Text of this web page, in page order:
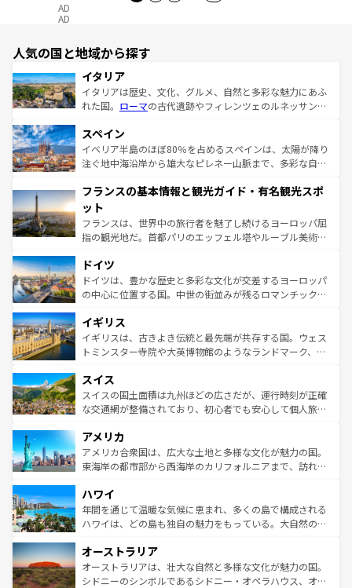
AD
AD
人気の国と地域から探す
イタリア
イタリアは歴史、文化、グルメ、自然と多彩な魅力にあふ
れた国。 ローマの古代遺跡やフィレンツェのルネッサンス
ろん、トスカーナの美しい田園風景やアマルフィ海岸の絶
景など、自然景観も見逃せない。観光の合間には、本場の
ピザやパスタなど、絶品のイタリア料理を堪能することも
ませてくれるイタリアで、忘れられない旅をしてみよう！
なお、新着のイタリア情報は
しい。
スペイン
イベリア半島のほぼ80％を占めるスペインは、太陽が降り
注ぐ地中海沿岸から雄大なピレネー山脈まで、多彩な自然
文化が根付くこの国では、情熱的なフラメンコ、熱気あふ
れる闘牛、そして美味しいタパスが生活の一部となってい
る。首都マドリードの洗練された雰囲気や、バルセロナの
アートに溢れた街角から、地方では古代ローマ遺跡や中世
せる。地方によって風土や気候が異なるスペインはその個
性で訪れる人を魅了する。 なお、新着のスペイン情報は コ
ンテンツ一覧を参照してほしい。
フランスの基本情報と観光ガイド・有名観光スポ
ット
フランスは、世界中の旅行者を魅了し続けるヨーロッパ屈
指の観光地だ。首都パリのエッフェル塔やルーブル美術館
で、幅広い魅力が詰まっている。華麗な宮殿、歴史的な大
聖堂、美しいビーチ、そして豊かな自然が、訪れる者を心
から魅了する。また、フランスは美食の国としても知ら
いる。シャンパンの発祥地であるランス、プロヴァンスの
香り高いラベンダー畑など、多彩な楽しみ方が可能だ。さ
らに、パリ以外の地域にも魅力が溢れており、どの街角に
れる地方に足を運ぶとそれぞれで全く異なる文化を体験で
きるだろう。 なお、新着のフランス情報はコンテンツ一覧
を参照してほしい。
ドイツ
ドイツは、豊かな歴史と多彩な文化が交差するヨーロッパ
の中心に位置する国。中世の街並みが残るロマンチック街
顔を持つこの国は、どこを歩いても飽きることがない。ベ
ルリンの文化的活気、バイエルン州のアルプスの絶景、そ
してライン川沿いのワイン畑といった風景は必見。ビール
は、お酒好きな人にはぜひ体験してほしい。 なお、新着の
ドイツ情報はコンテンツ一覧を参照してほしい。
イギリス
イギリスは、古きよき伝統と最先端が共存する国。ウェス
トミンスター寺院や大英博物館のようなランドマーク、歴
リアごとに異なる魅力がある。また、優雅なアフタヌーン
ティー、ビール好きにはたまらない英国パブ、サッカー観
戦など、本場だからこそできる体験も豊富。イギリスを旅
ンツ一覧を参照してほしい。
スイス
スイスの国土面積は九州ほどの広さだが、運行時刻が正確
な交通網が整備されており、初心者でも安心して個人旅行
の建物がそのまま残る町や、スイスならではのユニークな
博物館もあり、アルプス観光だけでなく町歩きも満喫する
ことができる。国民の所得が高いため物価も高いが、旅行
ば市内交通費無料で観光を楽しむこともできる。 なお、新
着のスイス情報はコンテンツ一覧 を参照してほしい。
アメリカ
アメリカ合衆国は、広大な土地と多様な文化が魅力の国。
東海岸の都市部から西海岸のカリフォルニアまで、訪れる
のような巨大都市は、観光、ショッピング、エンターテイ
ンメントが詰まった刺激的なスポットだ。一方、アメリカ
西部には大自然が広がり、グランドキャニオンやイエロー
部のニューオーリンズでは、音楽と美食が融合した独特の
文化が魅力。旅行者はアメリカの各地域で異なる魅力を楽
しみながら、その多様性と豊かな歴史を感じることができ
ハワイ
年間を通じて温暖な気候に恵まれ、多くの島で構成される
ハワイは、どの島も独自の魅力をもっている。大自然の神
ワイ島は見逃せない。また、定番の観光地といえばオアフ
島だが、静かな自然を求めるならマウイ島やカウアイ島が
おすすめ。エメラルドグリーンに輝く海をはじめ、豊かな
オーストラリア
オーストラリアは、壮大な自然と多様な文化が魅力の国。
シドニーのシンボルであるシドニー・オペラハウス、オー